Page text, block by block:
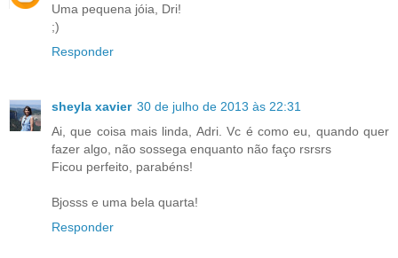
Uma pequena jóia, Dri!
;)
Responder
sheyla xavier 30 de julho de 2013 às 22:31
Ai, que coisa mais linda, Adri. Vc é como eu, quando quer
fazer algo, não sossega enquanto não faço rsrsrs
Ficou perfeito, parabéns!
Bjosss e uma bela quarta!
Responder